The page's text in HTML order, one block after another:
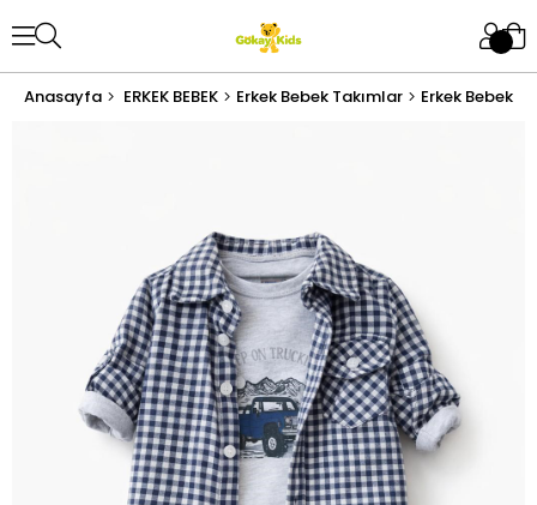
Anasayfa ERKEK BEBEK Erkek Bebek Takımlar Erkek Bebek